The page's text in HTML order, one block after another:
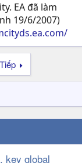
EA đã làm
19/6/2007)
Tiếp
key global